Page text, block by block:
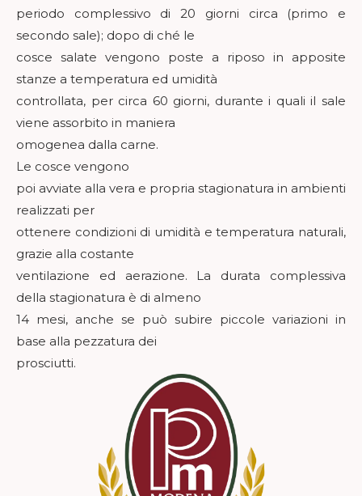
periodo complessivo di 20 giorni circa (primo e
secondo sale); dopo di ché le
cosce salate vengono poste a riposo in apposite
stanze a temperatura ed umidità
controllata, per circa 60 giorni, durante i quali il sale
viene assorbito in maniera
omogenea dalla carne.
Le cosce vengono
poi avviate alla vera e propria stagionatura in ambienti
realizzati per
ottenere condizioni di umidità e temperatura naturali,
grazie alla costante
ventilazione ed aerazione. La durata complessiva
della stagionatura è di almeno
14 mesi, anche se può subire piccole variazioni in
base alla pezzatura dei
prosciutti.